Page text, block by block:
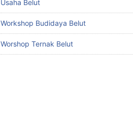
Usaha Belut
Workshop Budidaya Belut
Worshop Ternak Belut